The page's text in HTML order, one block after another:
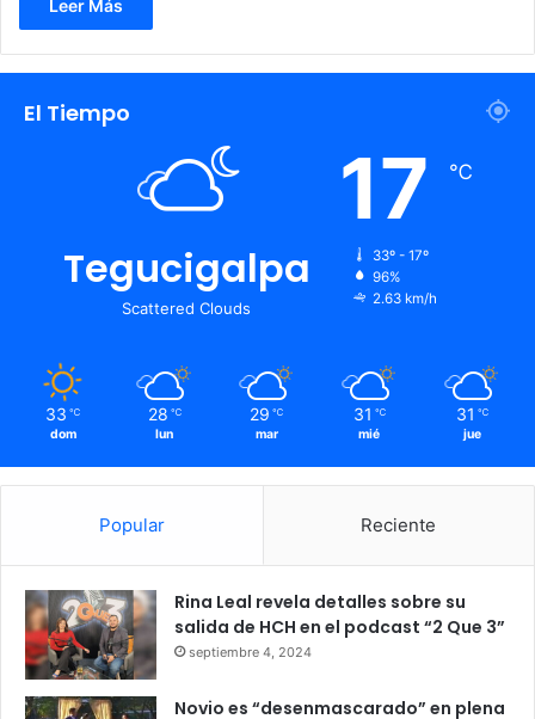
Leer Más
El Tiempo
Tegucigalpa
Scattered Clouds
17 ℃
33º - 17º
96%
2.63 km/h
33 ℃
dom
28 ℃
lun
29 ℃
mar
31 ℃
mié
31 ℃
jue
Popular Reciente
Rina Leal revela detalles sobre su
salida de HCH en el podcast “2 Que 3”
septiembre 4, 2024
Novio es “desenmascarado” en plena